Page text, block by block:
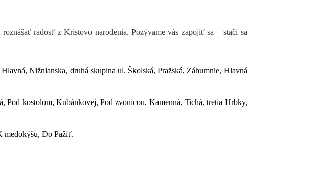
radosť z Kristovo narodenia. Pozývame vás zapojiť sa – stačí sa
Nižnianska, druhá skupina ul. Školská, Pražská, Záhumnie, Hlavná
Pod kostolom, Kubánkovej, Pod zvonicou, Kamenná, Tichá, tretia Hrbky,
medokýšu, Do Pažíť.